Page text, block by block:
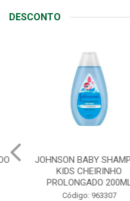
DESCONTO
JOHNSON BABY SHAMPOO
KIDS CHEIRINHO
PROLONGADO 200ML
Código: 963307